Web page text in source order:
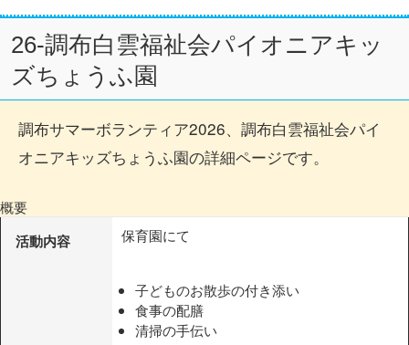
26-調布白雲福祉会パイオニアキッ
ズちょうふ園
調布サマーボランティア2026、調布白雲福祉会パイ
オニアキッズちょうふ園の詳細ページです。
概要
活動内容 保育園にて
子どものお散歩の付き添い
食事の配膳
清掃の手伝い